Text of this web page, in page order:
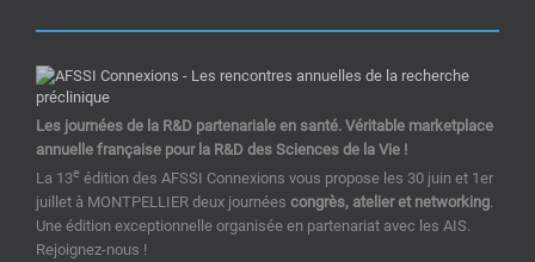
Les journées de la R&D partenariale en santé. Véritable marketplace
annuelle française pour la R&D des Sciences de la Vie !
La 13e édition des AFSSI Connexions vous propose les 30 juin et 1er
juillet à MONTPELLIER deux journées congrès, atelier et networking.
Une édition exceptionnelle organisée en partenariat avec les AIS.
Rejoignez-nous !